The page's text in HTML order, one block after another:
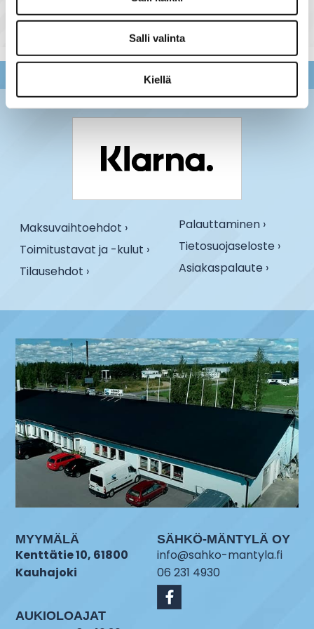
Salli valinta
Kiellä
Maksuvaihtoehdot ›
Toimitustavat ja -kulut ›
Tilausehdot ›
Palauttaminen ›
Tietosuojaseloste ›
Asiakaspalaute ›
MYYMÄLÄ
Kenttätie 10, 61800
Kauhajoki
AUKIOLOAJAT
SÄHKÖ-MÄNTYLÄ OY
info@sahko-mantyla.fi
06 231 4930